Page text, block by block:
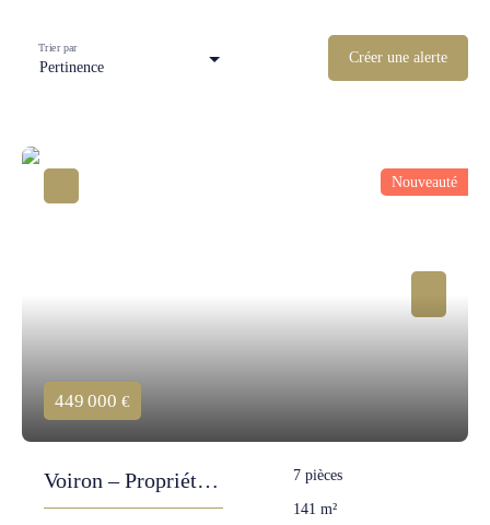
Pertinence
Trier par
Créer une alerte
Nouveauté
449 000 €
Voiron – Propriété
élégante avec
7 pièces
141 m²